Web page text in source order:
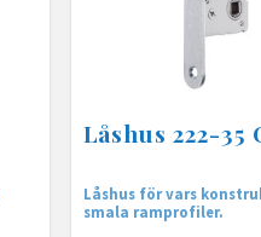
Låshus 222-35
Låshus för vars
smala ramprofiler.